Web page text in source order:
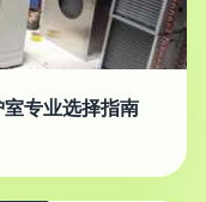
专业选择指南